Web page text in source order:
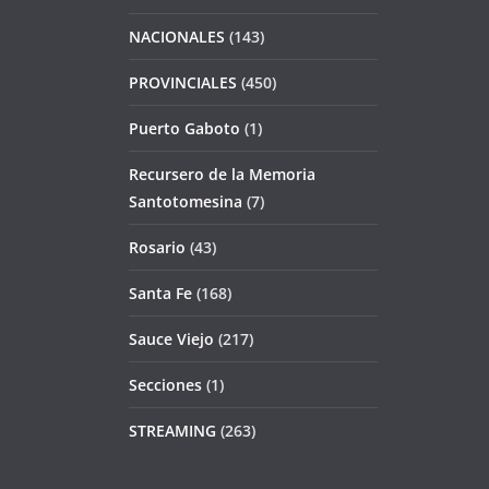
NACIONALES (143)
PROVINCIALES (450)
Puerto Gaboto (1)
Recursero de la Memoria
Santotomesina (7)
Rosario (43)
Santa Fe (168)
Sauce Viejo (217)
Secciones (1)
STREAMING (263)